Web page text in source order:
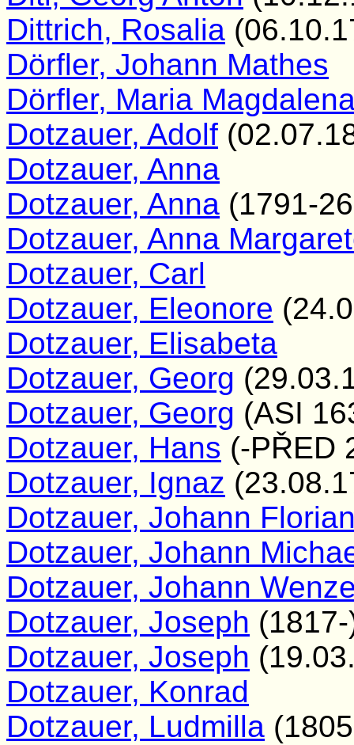
Dittrich, Rosalia
Dörfler, Johann Mathes
Dörfler, Maria
Dotzauer, Adolf
Dotzauer, Anna
Dotzauer, Anna (1791-
Dotzauer, Anna
Dotzauer, Carl
Dotzauer, Eleonore
Dotzauer, Elisabeta
Dotzauer, Georg
Dotzauer, Georg (ASI
Dotzauer, Hans (-PŘED
Dotzauer, Ignaz
Dotzauer, Johann
Dotzauer, Johann
Dotzauer, Johann
Dotzauer, Joseph
Dotzauer, Joseph
Dotzauer, Konrad
Dotzauer, Ludmilla